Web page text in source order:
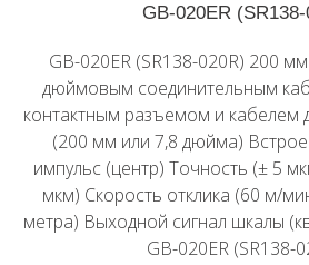
GB-020ER
GB-020ER (SR138-020R) 200
дюймовым соединительным
контактным разъемом и кабелем
(200 мм или 7,8 дюйма)
импульс (центр) Точность (± 5
мкм) Скорость отклика (60 м/
метра) Выходной сигнал шкалы
GB-020ER (SR138-